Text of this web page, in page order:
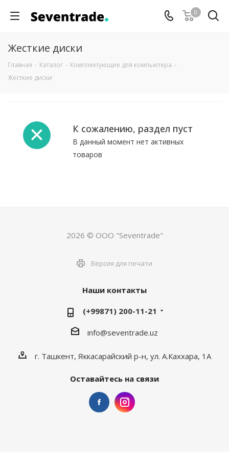
0
Жесткие диски
Главная - Каталог - Комплектующие для компьютера -
Жесткие диски
К сожалению, раздел пуст
В данный момент нет активных
товаров
2026 © ООО "Seventrade"
Версия для печати
Наши контакты
(+99871) 200-11-21
info@seventrade.uz
г. Ташкент, Яккасарайский р-н, ул. А.Каххара, 1А
Оставайтесь на связи